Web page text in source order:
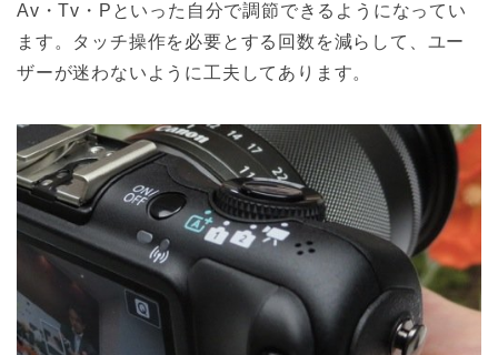
Av・Tv・Pといった自分で調節できるようになってい
ます。タッチ操作を必要とする回数を減らして、ユー
ザーが迷わないように工夫してあります。